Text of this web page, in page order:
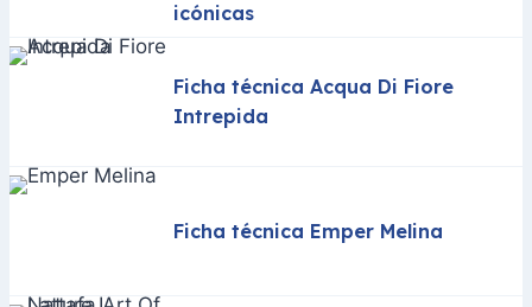
icónicas
Ficha técnica Acqua Di Fiore
Intrepida
Ficha técnica Emper Melina